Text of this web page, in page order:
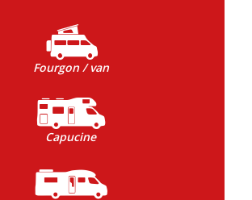
Fourgon / van
Capucine